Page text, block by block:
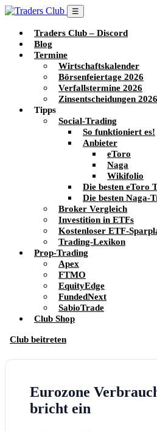
☰
Traders Club – Discord
Blog
Termine
Wirtschaftskalender
Börsenfeiertage 2026
Verfallstermine 2026
Zinsentscheidungen 2026
Tipps
Social-Trading
So funktioniert es!
Anbieter
eToro
Naga
Wikifolio
Die besten eToro
Die besten Naga-
Broker Vergleich
Investition in ETFs
Kostenloser ETF-
Trading-Lexikon
Prop-Trading
Apex
FTMO
EquityEdge
FundedNext
SabioTrade
Club Shop
Club beitreten
Eurozone
bricht ein